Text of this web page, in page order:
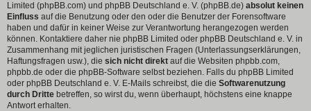
Limited (phpBB.com) und phpBB Deutschland e. V. (phpBB.de) absolut keinen
Einfluss auf die Benutzung oder den oder die Benutzer der Forensoftware
haben und dafür in keiner Weise zur Verantwortung herangezogen werden
können. Kontaktiere daher nie phpBB Limited oder phpBB Deutschland e. V. in
Zusammenhang mit jeglichen juristischen Fragen (Unterlassungserklärungen,
Haftungsfragen usw.), die sich nicht direkt auf die Websiten phpbb.com,
phpbb.de oder die phpBB-Software selbst beziehen. Falls du phpBB Limited
oder phpBB Deutschland e. V. E-Mails schreibst, die die Softwarenutzung
durch Dritte betreffen, so wirst du, wenn überhaupt, höchstens eine knappe
Antwort erhalten.